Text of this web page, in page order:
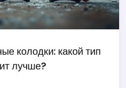
колодки: какой тип
лучше?